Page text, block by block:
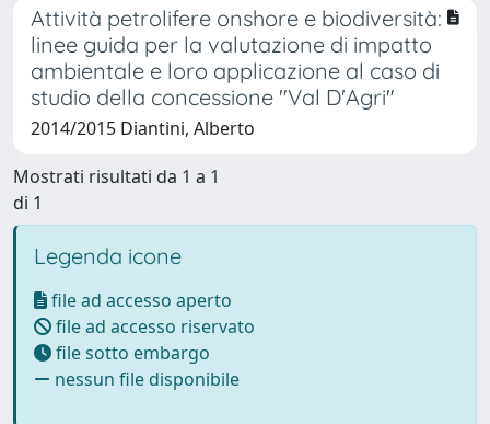
Attività petrolifere onshore e biodiversità:
linee guida per la valutazione di impatto
ambientale e loro applicazione al caso di
studio della concessione "Val D'Agri"
2014/2015 Diantini, Alberto
Mostrati risultati da 1 a 1
di 1
Legenda icone
file ad accesso aperto
file ad accesso riservato
file sotto embargo
nessun file disponibile